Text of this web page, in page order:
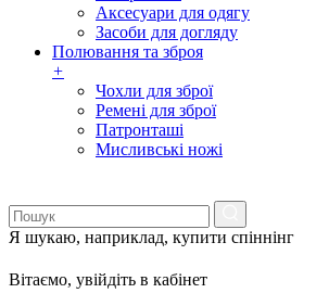
Аксесуари для одягу
Засоби для догляду
Полювання та зброя
+
Чохли для зброї
Ремені для зброї
Патронташі
Мисливські ножі
Я шукаю, наприклад, купити спіннінг
Вітаємо, увійдіть в кабінет